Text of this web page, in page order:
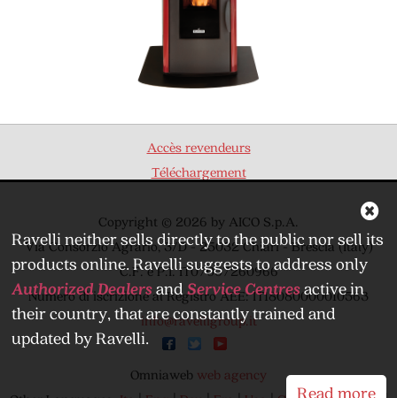
Accès revendeurs
Téléchargement
Copyright © 2026 by AICO S.p.A.
Via Consorzio Agrario, 3/D - 25032 Chiari - Brescia (Italy)
C.F. e P.I. IT07007260966
Numero di iscrizione al Registro AEE: IT18080000010563
info@ravelligroup.it
Omniaweb web agency
Ravelli neither sells directly to the public nor sell its
products online. Ravelli suggests to address only
Authorized Dealersand Service Centresactive in
their country, that are constantly trained and
updated by Ravelli.
Read more